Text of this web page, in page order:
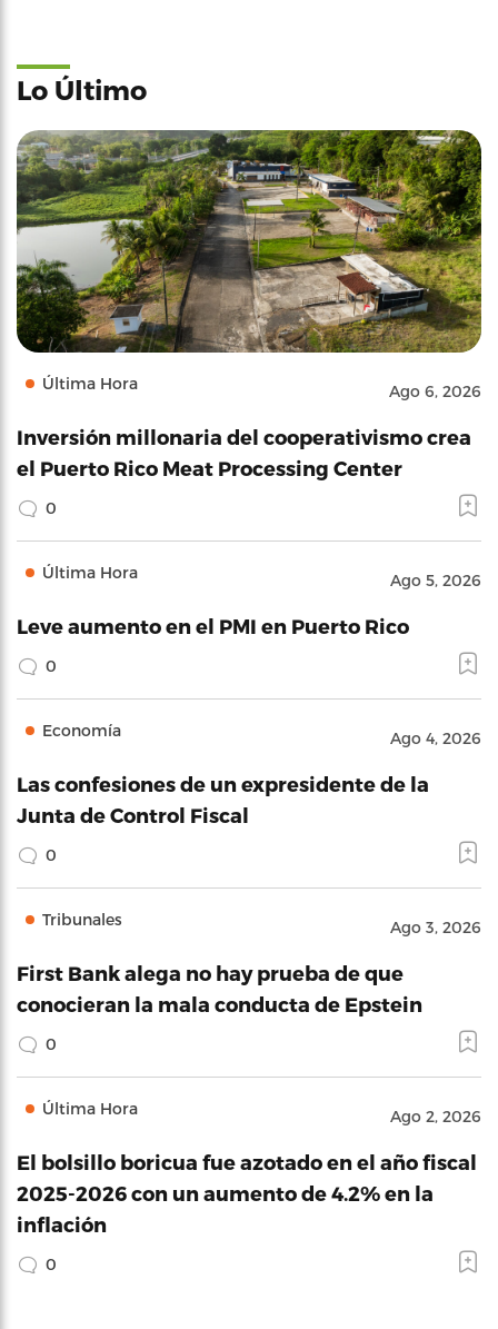
Lo Último
Última Hora Ago 6, 2026
Inversión millonaria del cooperativismo crea
el Puerto Rico Meat Processing Center
0
Última Hora Ago 5, 2026
Leve aumento en el PMI en Puerto Rico
0
Economía Ago 4, 2026
Las confesiones de un expresidente de la
Junta de Control Fiscal
0
Tribunales Ago 3, 2026
First Bank alega no hay prueba de que
conocieran la mala conducta de Epstein
0
Última Hora Ago 2, 2026
El bolsillo boricua fue azotado en el año fiscal
2025-2026 con un aumento de 4.2% en la
inflación
0